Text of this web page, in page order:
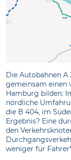
Die Autobahnen A
gemeinsam einen
Hamburg bilden:
nördliche
die B 404, im
Ergebnis? Eine
den
weniger für